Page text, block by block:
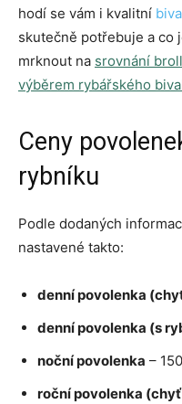
hodí se vám i kvalitní
skutečně potřebuje a co
mrknout na srovnání
výběrem rybářského
Ceny
rybníku
Podle dodaných
nastavené takto:
denní povolenka
denní povolenka (s
noční povolenka –
roční povolenka